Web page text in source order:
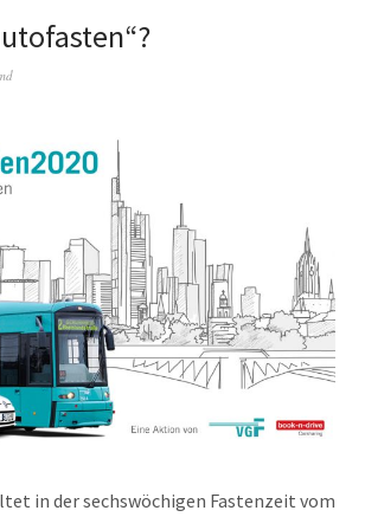
in der sechswöchigen Fastenzeit vom